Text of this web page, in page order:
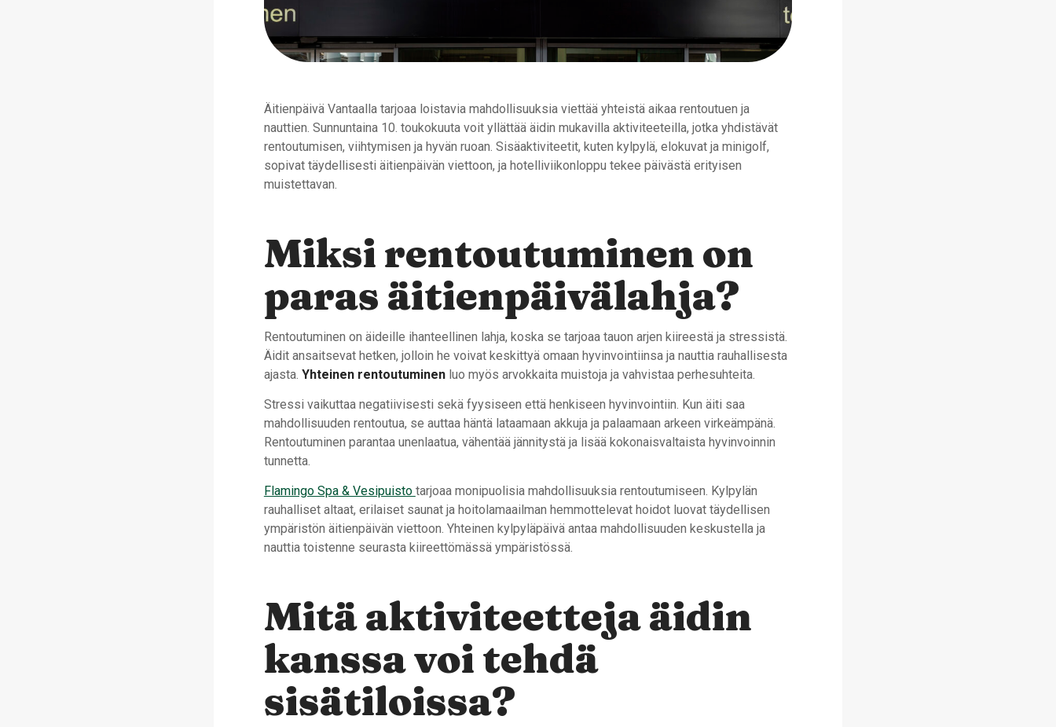
Äitienpäivä Vantaalla tarjoaa loistavia mahdollisuuksia viettää yhteistä aikaa rentoutuen ja
nauttien. Sunnuntaina 10. toukokuuta voit yllättää äidin mukavilla aktiviteeteilla, jotka yhdistävät
rentoutumisen, viihtymisen ja hyvän ruoan. Sisäaktiviteetit, kuten kylpylä, elokuvat ja minigolf,
sopivat täydellisesti äitienpäivän viettoon, ja hotelliviikonloppu tekee päivästä erityisen
muistettavan.
Miksi rentoutuminen on
paras äitienpäivälahja?
Rentoutuminen on äideille ihanteellinen lahja, koska se tarjoaa tauon arjen kiireestä ja stressistä.
Äidit ansaitsevat hetken, jolloin he voivat keskittyä omaan hyvinvointiinsa ja nauttia rauhallisesta
ajasta. Yhteinen rentoutuminenluo myös arvokkaita muistoja ja vahvistaa perhesuhteita.
Stressi vaikuttaa negatiivisesti sekä fyysiseen että henkiseen hyvinvointiin. Kun äiti saa
mahdollisuuden rentoutua, se auttaa häntä lataamaan akkuja ja palaamaan arkeen virkeämpänä.
Rentoutuminen parantaa unenlaatua, vähentää jännitystä ja lisää kokonaisvaltaista hyvinvoinnin
tunnetta.
Flamingo Spa & Vesipuisto tarjoaa monipuolisia mahdollisuuksia rentoutumiseen. Kylpylän
rauhalliset altaat, erilaiset saunat ja hoitolamaailman hemmottelevat hoidot luovat täydellisen
ympäristön äitienpäivän viettoon. Yhteinen kylpyläpäivä antaa mahdollisuuden keskustella ja
nauttia toistenne seurasta kiireettömässä ympäristössä.
Mitä aktiviteetteja äidin
kanssa voi tehdä
sisätiloissa?